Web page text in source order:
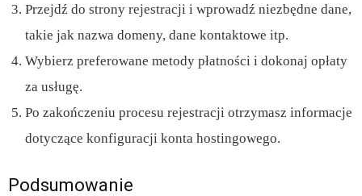
Przejdź do strony rejestracji i wprowadź niezbędne dane,
takie jak nazwa domeny, dane kontaktowe itp.
Wybierz preferowane metody płatności i dokonaj opłaty
za usługę.
Po zakończeniu procesu rejestracji otrzymasz informacje
dotyczące konfiguracji konta hostingowego.
Podsumowanie